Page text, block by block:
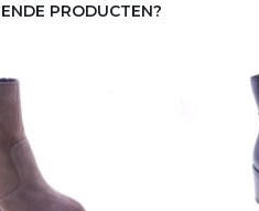
PRODUCTEN?